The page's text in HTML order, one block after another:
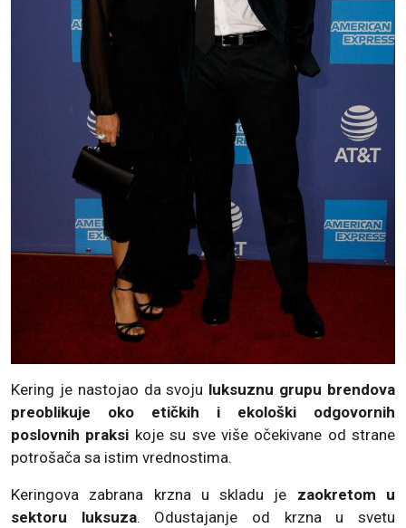
Kering je nastojao da svoju luksuznu grupu brendova
preoblikuje oko etičkih i ekološki odgovornih
poslovnih praksi koje su sve više očekivane od strane
potrošača sa istim vrednostima.
Keringova zabrana krzna u skladu je zaokretom u
sektoru luksuza. Odustajanje od krzna u svetu